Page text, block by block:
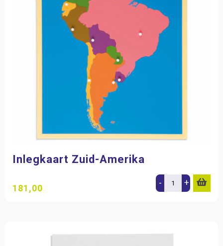
Inlegkaart Zuid-Amerika
181,00 - +